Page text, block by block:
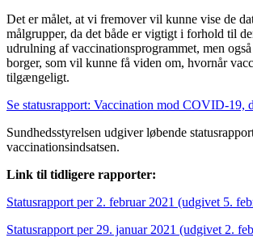
Det er målet, at vi fremover vil kunne vise de
målgrupper, da det både er vigtigt i forhold til
udrulning af vaccinationsprogrammet, men
borger, som vil kunne få viden om, hvornår
tilgængeligt.
Se statusrapport: Vaccination mod COVID-19,
Sundhedsstyrelsen udgiver løbende
vaccinationsindsatsen.
Link til tidligere rapporter:
Statusrapport per 2. februar 2021 (udgivet 5.
Statusrapport per 29. januar 2021 (udgivet 2.